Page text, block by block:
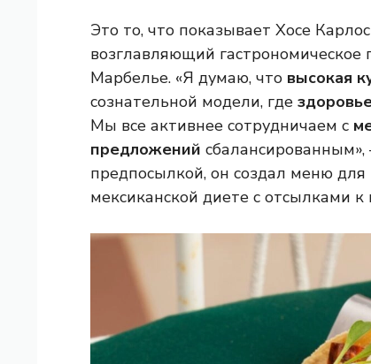
Это то, что показывает Хосе
возглавляющий
Марбелье. «Я думаю, что высокая
сознательной модели, где
Мы все активнее сотрудничаем с
предложений сбалансированным»,
предпосылкой, он создал меню для
мексиканской диете с отсылками